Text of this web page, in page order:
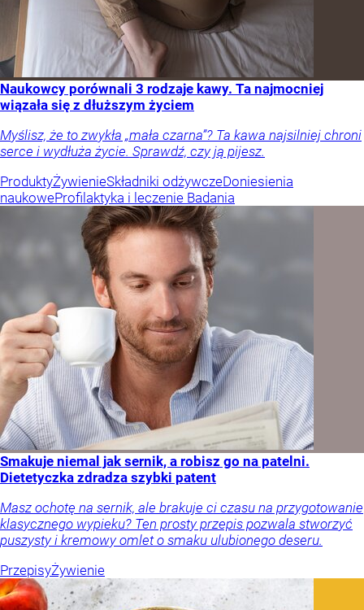
Naukowcy porównali 3 rodzaje kawy. Ta najmocniej
wiązała się z dłuższym życiem
Myślisz, że to zwykła „mała czarna”? Ta kawa najsilniej chroni
serce i wydłuża życie. Sprawdź, czy ją pijesz.
ProduktyŻywienieSkładniki odżywczeDoniesienia
naukoweProfilaktyka i leczenie Badania
Smakuje niemal jak sernik, a robisz go na patelni.
Dietetyczka zdradza szybki patent
Masz ochotę na sernik, ale brakuje ci czasu na przygotowanie
klasycznego wypieku? Ten prosty przepis pozwala stworzyć
puszysty i kremowy omlet o smaku ulubionego deseru.
PrzepisyŻywienie